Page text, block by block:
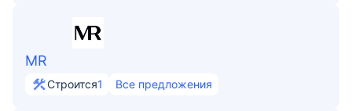
MR
Строится1 Все предложения